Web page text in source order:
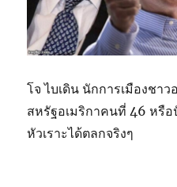
โจ ไบเดิน นักการเมืองชา
สหรัฐอเมริกาคนที่ 46 หรื
หัวเราะได้ตลกจริงๆ